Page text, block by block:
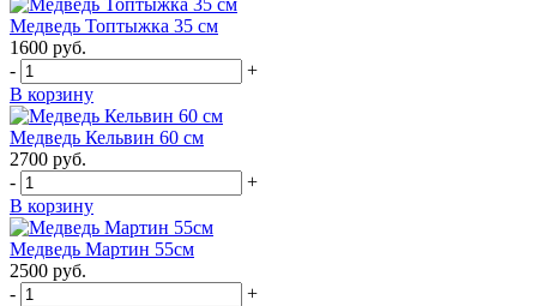
Медведь Топтыжка 35 см
1600 руб.
-
+
В корзину
Медведь Кельвин 60 см
2700 руб.
-
+
В корзину
Медведь Мартин 55см
2500 руб.
-
+